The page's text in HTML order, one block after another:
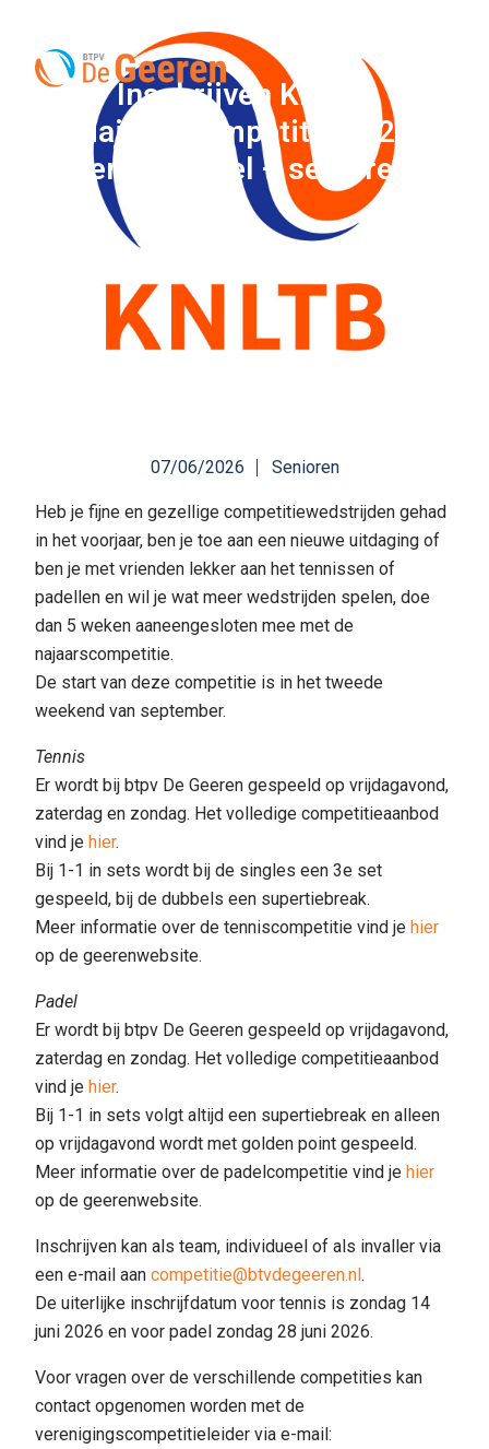
Inschrijven KNLTB
Najaarscompetitie 2026
(tennis/padel – senioren)
07/06/2026 Senioren
Heb je fijne en gezellige competitiewedstrijden gehad
in het voorjaar, ben je toe aan een nieuwe uitdaging of
ben je met vrienden lekker aan het tennissen of
padellen en wil je wat meer wedstrijden spelen, doe
dan 5 weken aaneengesloten mee met de
najaarscompetitie.
De start van deze competitie is in het tweede
weekend van september.
Tennis
Er wordt bij btpv De Geeren gespeeld op vrijdagavond,
zaterdag en zondag. Het volledige competitieaanbod
vind jehier.
Bij 1-1 in sets wordt bij de singles een 3e set
gespeeld, bij de dubbels een supertiebreak.
Meer informatie over de tenniscompetitie vind jehier
op de geerenwebsite.
Padel
Er wordt bij btpv De Geeren gespeeld op vrijdagavond,
zaterdag en zondag. Het volledige competitieaanbod
vind jehier.
Bij 1-1 in sets volgt altijd een supertiebreak en alleen
op vrijdagavond wordt met golden point gespeeld.
Meer informatie over de padelcompetitie vind jehier
op de geerenwebsite.
Inschrijven kan als team, individueel of als invaller via
een e-mail aancompetitie@btvdegeeren.nl.
De uiterlijke inschrijfdatum voor tennis is zondag 14
juni 2026 en voor padel zondag 28 juni 2026.
Voor vragen over de verschillende competities kan
contact opgenomen worden met de
verenigingscompetitieleider via e-mail: